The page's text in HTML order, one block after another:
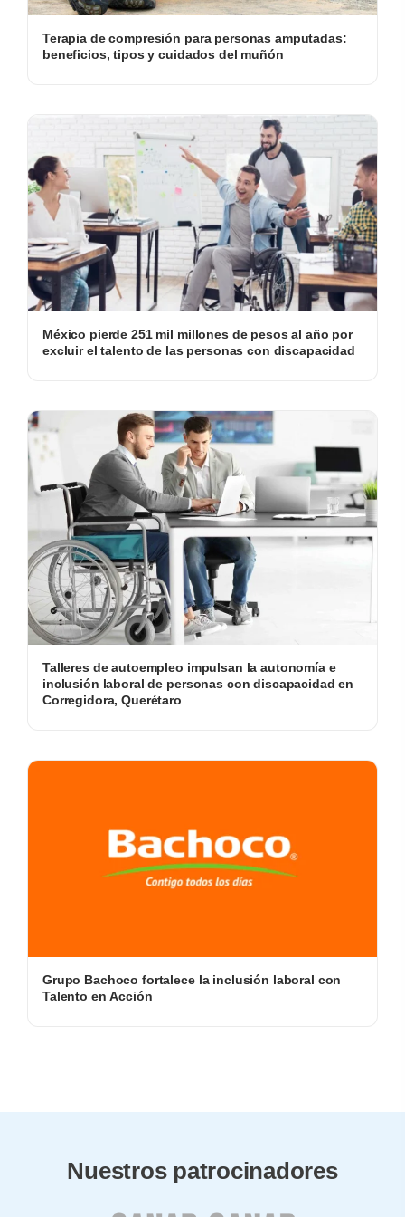
Terapia de compresión para personas amputadas:
beneficios, tipos y cuidados del muñón
México pierde 251 mil millones de pesos al año por
excluir el talento de las personas con discapacidad
Talleres de autoempleo impulsan la autonomía e
inclusión laboral de personas con discapacidad en
Corregidora, Querétaro
Grupo Bachoco fortalece la inclusión laboral con
Talento en Acción
Nuestros patrocinadores